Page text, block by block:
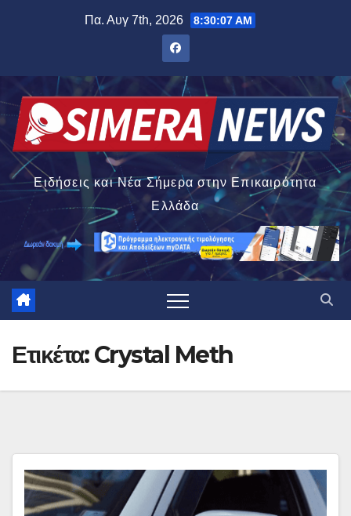
Πα. Αυγ 7th, 2026 8:30:08 AM
Ειδήσεις και Νέα Σήμερα στην Επικαιρότητα
Ελλάδα
Ετικέτα:Crystal Meth